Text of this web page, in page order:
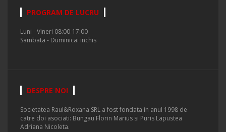
PROGRAM DE LUCRU
Luni - Vineri 08:00-17:00
Sambata - Duminica: inchis
DESPRE NOI
Societatea Raul&Roxana SRL a fost fondata in anul 1998 de
catre doi asociati: Bungau Florin Marius si Puris Lapustea
Adriana Nicoleta.